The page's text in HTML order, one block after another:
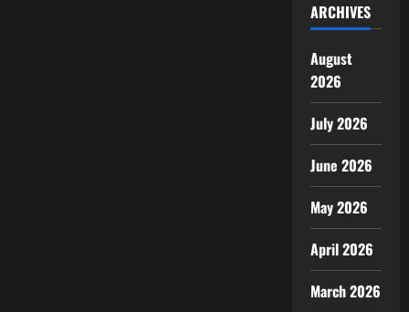
ARCHIVES
August
2026
July 2026
June 2026
May 2026
April 2026
March 2026